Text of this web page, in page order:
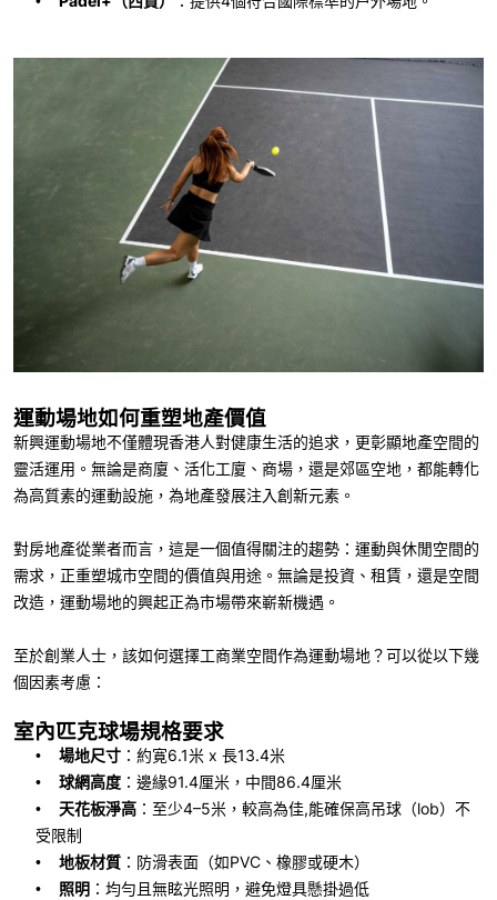
運動場地如何重塑地產價值
新興運動場地不僅體現香港人對健康生活的追求，更彰顯地產空間的
靈活運用。無論是商廈、活化工廈、商場，還是郊區空地，都能轉化
為高質素的運動設施，為地產發展注入創新元素。
對房地產從業者而言，這是一個值得關注的趨勢：運動與休閒空間的
需求，正重塑城市空間的價值與用途。無論是投資、租賃，還是空間
改造，運動場地的興起正為市場帶來嶄新機遇。
至於創業人士，該如何選擇工商業空間作為運動場地？可以從以下幾
個因素考慮：
室內匹克球場規格要求
• 場地尺寸 ：約寛6.1米 x 長13.4米
• 球網高度 ：邊緣91.4厘米，中間86.4厘米
• 天花板淨高 ：至少4–5米，較高為佳,能確保高吊球（lob）不
受限制
• 地板材質 ：防滑表面（如PVC 、橡膠或硬木）
• 照明 ：均勻且無眩光照明，避免燈具懸掛過低